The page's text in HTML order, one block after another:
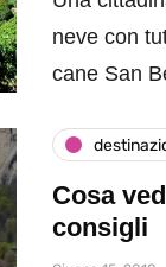
neve con
cane San
Cosa
consigli